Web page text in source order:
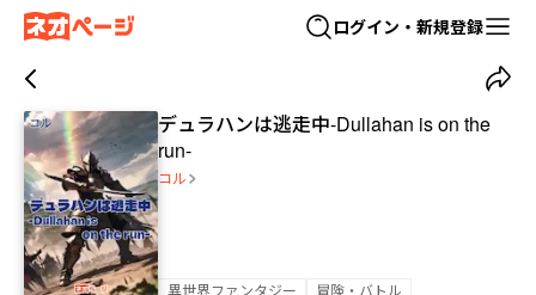
ログイン・新規登録
デュラハンは逃走中-Dullahan is on the
run-
コル
異世界ファンタジー 冒険・バトル